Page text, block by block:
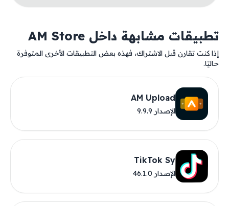
تطبيقات مشابهة داخل AM Store
إذا كنت تقارن قبل الاشتراك، فهذه بعض التطبيقات الأخرى المتوفرة
حاليًا.
AM Upload
الإصدار 9.9.9
TikTok Sy
الإصدار 46.1.0